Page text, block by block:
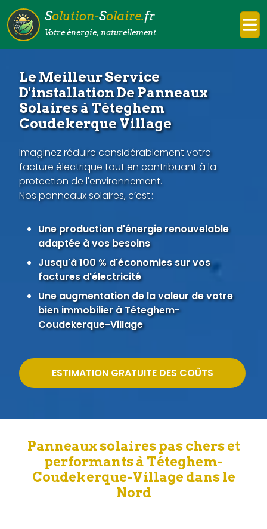
Solution-Solaire.fr
Votre énergie, naturellement.
Le Meilleur Service
D'installation De Panneaux
Solaires à Téteghem
Coudekerque Village
Imaginez réduire considérablement votre
facture électrique tout en contribuant à la
protection de l'environnement.
Nos panneaux solaires, c’est :
Une production d'énergie renouvelable
adaptée à vos besoins
Jusqu'à 100 % d'économies sur vos
factures d'électricité
Une augmentation de la valeur de votre
bien immobilier à Téteghem-
Coudekerque-Village
ESTIMATION GRATUITE DES COÛTS
Panneaux solaires pas chers et
performants à Téteghem-
Coudekerque-Village dans le
Nord